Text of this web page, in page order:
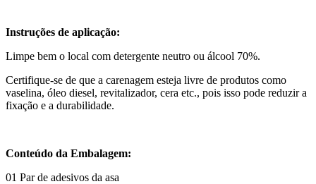
Instruções de aplicação:
Limpe bem o local com detergente neutro ou álcool 70%.
Certifique-se de que a carenagem esteja livre de produtos como
vaselina, óleo diesel, revitalizador, cera etc., pois isso pode reduzir a
fixação e a durabilidade.
Conteúdo da Embalagem:
01 Par de adesivos da asa